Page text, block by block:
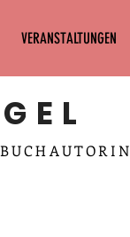
VERANSTALTUNGEN